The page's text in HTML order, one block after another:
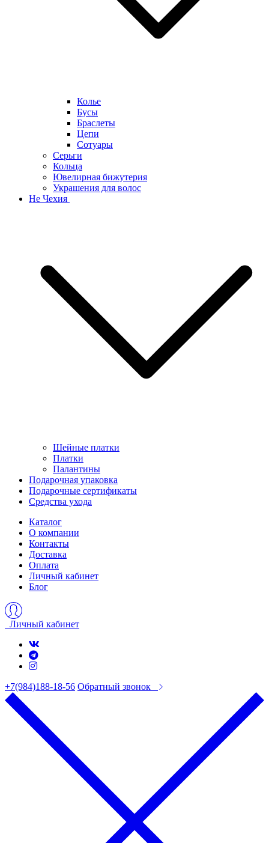
Колье
Бусы
Браслеты
Цепи
Сотуары
Серьги
Кольца
Ювелирная бижутерия
Украшения для волос
Не Чехия
Шейные платки
Платки
Палантины
Подарочная упаковка
Подарочные сертификаты
Средства ухода
Каталог
О компании
Контакты
Доставка
Оплата
Личный кабинет
Блог
Личный кабинет
+7(984)188-18-56 Обратный звонок